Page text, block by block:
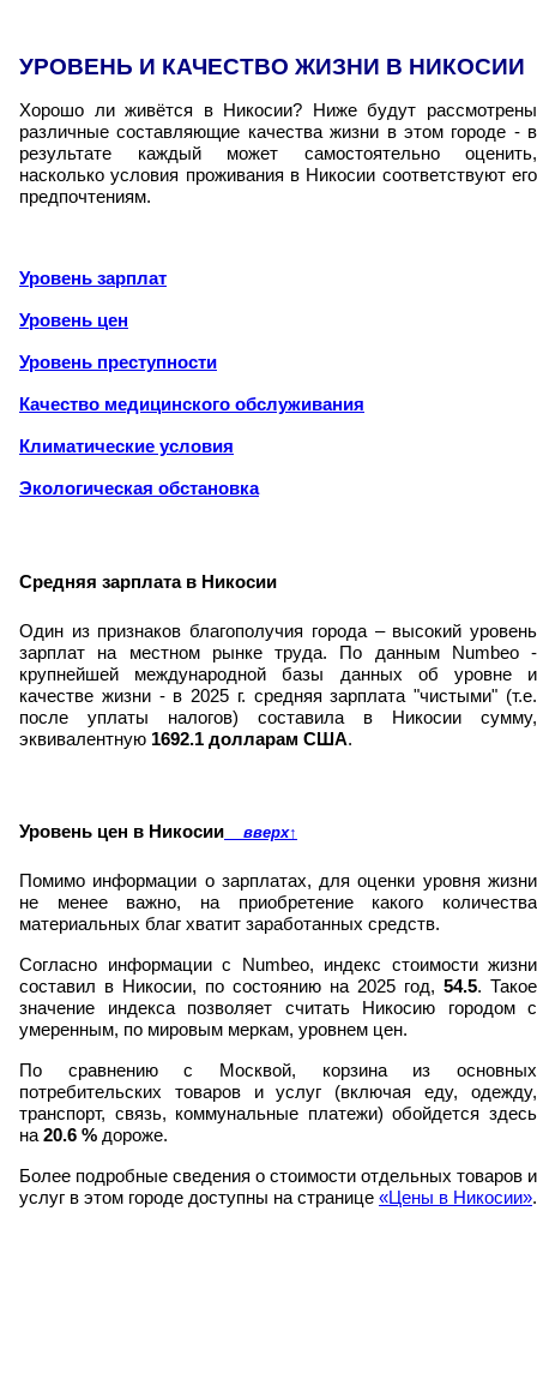
УРОВЕНЬ И КАЧЕСТВО ЖИЗНИ В НИКОСИИ
Хорошо ли живётся в Никосии? Ниже будут рассмотрены
различные составляющие качества жизни в этом городе - в
результате каждый может самостоятельно оценить,
насколько условия проживания в Никосии соответствуют его
предпочтениям.
Уровень зарплат
Уровень цен
Уровень преступности
Качество медицинского обслуживания
Климатические условия
Экологическая обстановка
Средняя зарплата в Никосии
Один из признаков благополучия города – высокий уровень
зарплат на местном рынке труда. По данным Numbeo -
крупнейшей международной базы данных об уровне и
качестве жизни - в 2025 г. средняя зарплата "чистыми" (т.е.
после уплаты налогов) составила в Никосии сумму,
эквивалентную 1692.1 долларам США.
Уровень цен в Никосии вверх↑
Помимо информации о зарплатах, для оценки уровня жизни
не менее важно, на приобретение какого количества
материальных благ хватит заработанных средств.
Согласно информации с Numbeo, индекс стоимости жизни
составил в Никосии, по состоянию на 2025 год, 54.5. Такое
значение индекса позволяет считать Никосию городом с
умеренным, по мировым меркам, уровнем цен.
По сравнению с Москвой, корзина из основных
потребительских товаров и услуг (включая еду, одежду,
транспорт, связь, коммунальные платежи) обойдется здесь
на20.6 % дороже.
Более подробные сведения о стоимости отдельных товаров и
услуг в этом городе доступны на странице «Цены в Никосии».